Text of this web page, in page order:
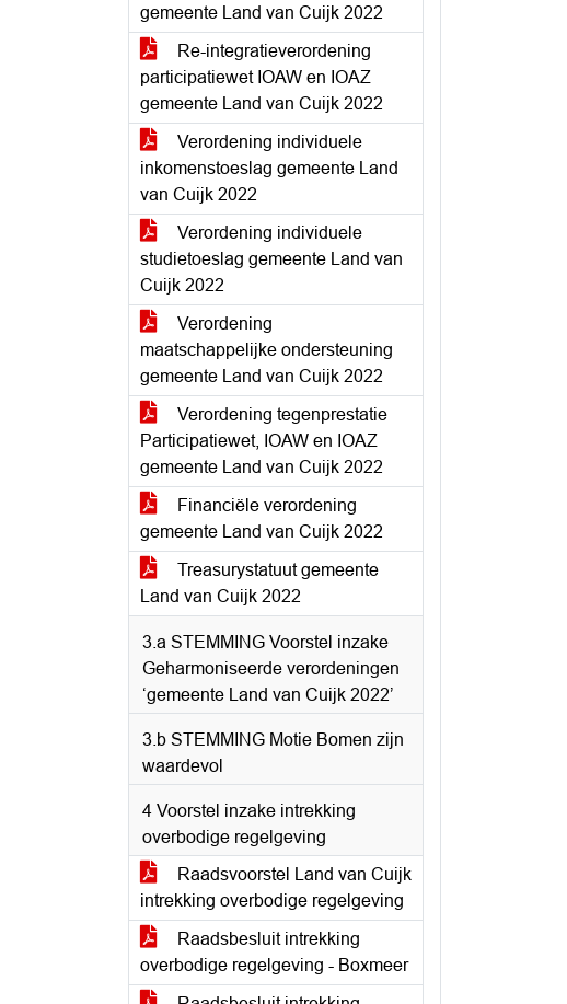
gemeente Land van Cuijk 2022
Re-integratieverordening
participatiewet IOAW en IOAZ
gemeente Land van Cuijk 2022
Verordening individuele
inkomenstoeslag gemeente Land
van Cuijk 2022
Verordening individuele
studietoeslag gemeente Land van
Cuijk 2022
Verordening
maatschappelijke ondersteuning
gemeente Land van Cuijk 2022
Verordening tegenprestatie
Participatiewet, IOAW en IOAZ
gemeente Land van Cuijk 2022
Financiële verordening
gemeente Land van Cuijk 2022
Treasurystatuut gemeente
Land van Cuijk 2022
3.a STEMMING Voorstel inzake
Geharmoniseerde verordeningen
‘gemeente Land van Cuijk 2022’
3.b STEMMING Motie Bomen zijn
waardevol
4 Voorstel inzake intrekking
overbodige regelgeving
Raadsvoorstel Land van Cuijk
intrekking overbodige regelgeving
Raadsbesluit intrekking
overbodige regelgeving - Boxmeer